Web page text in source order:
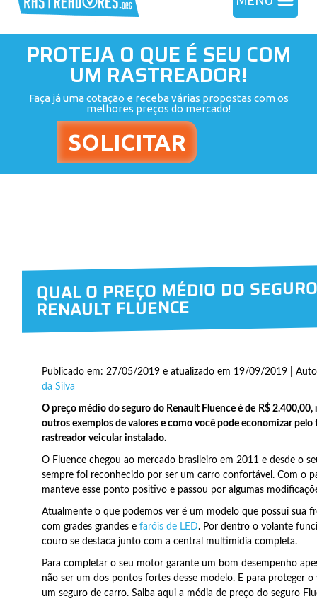
PROTEJA O QUE É SEU COM
UM RASTREADOR!
Faça já uma cotação e receba várias propostas com os
melhores preços do mercado!
QUAL O PREÇO MÉDIO DO
RENAULT FLUENCE
Publicado em: 27/05/2019 e atualizado em 19/09/2019 |
da Silva
O preço médio do seguro do Renault Fluence é de R$ 2.400,00,
outros exemplos de valores e como você pode economizar pelo
rastreador veicular instalado.
O Fluence chegou ao mercado brasileiro em 2011 e desde o
sempre foi reconhecido por ser um carro confortável. Com o
manteve esse ponto positivo e passou por algumas
Atualmente o que podemos ver é um modelo que possui sua
com grades grandes e faróis de LED. Por dentro o volante
couro se destaca junto com a central multimídia completa.
Para completar o seu motor garante um bom desempenho
não ser um dos pontos fortes desse modelo. E para proteger
um seguro de carro. Saiba aqui a média de preço do seguro